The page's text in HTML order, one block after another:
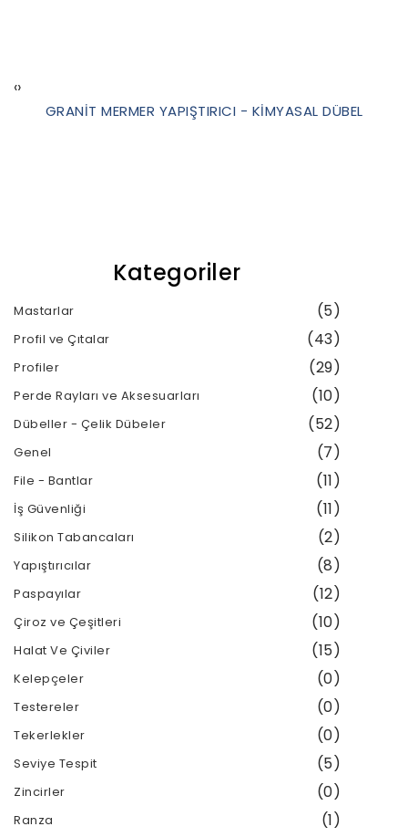
Kategoriler
Mastarlar (5)
Profil ve Çıtalar (43)
Profiler (29)
Perde Rayları ve Aksesuarları (10)
Dübeller - Çelik Dübeler (52)
Genel (7)
File - Bantlar (11)
İş Güvenliği (11)
Silikon Tabancaları (2)
Yapıştırıcılar (8)
Paspayılar (12)
Çiroz ve Çeşitleri (10)
Halat Ve Çiviler (15)
Kelepçeler (0)
Testereler (0)
Tekerlekler (0)
Seviye Tespit (5)
Zincirler (0)
Ranza (1)
‹›
GRANİT MERMER YAPIŞTIRICI - KİMYASAL DÜBEL